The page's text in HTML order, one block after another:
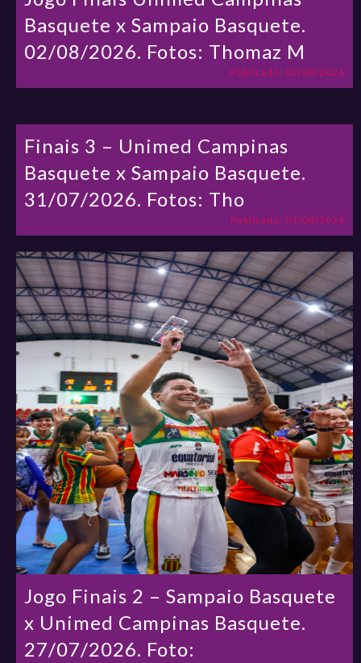
Basquete x Sampaio Basquete.
02/08/2026. Fotos: Thomaz M
Publicado: 02/08/2026
Finais 3 – Unimed Campinas
Basquete x Sampaio Basquete.
31/07/2026. Fotos: Tho
Publicado: 01/08/2026
Jogo Finais 2 – Sampaio Basquete
x Unimed Campinas Basquete.
27/07/2026. Foto: